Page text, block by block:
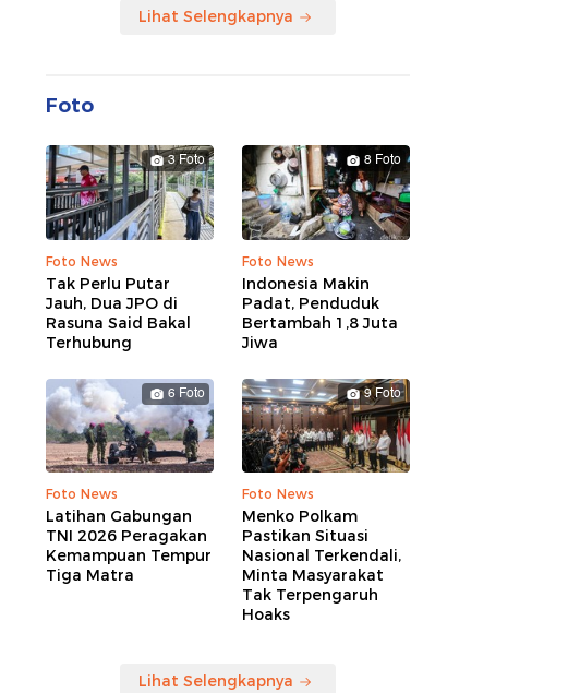
Lihat Selengkapnya
Foto
3 Foto
Foto News
Tak Perlu Putar
Jauh, Dua JPO di
Rasuna Said Bakal
Terhubung
8 Foto
Foto News
Indonesia Makin
Padat, Penduduk
Bertambah 1,8 Juta
Jiwa
6 Foto
Foto News
Latihan Gabungan
TNI 2026 Peragakan
Kemampuan Tempur
Tiga Matra
9 Foto
Foto News
Menko Polkam
Pastikan Situasi
Nasional Terkendali,
Minta Masyarakat
Tak Terpengaruh
Hoaks
Lihat Selengkapnya